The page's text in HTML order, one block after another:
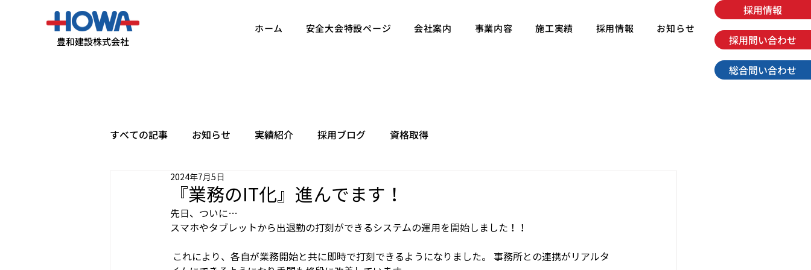
採用情報
採用問い合わせ
総合問い合わせ
豊和建設株式会社
ホーム 安全大会特設ページ 会社案内 事業内容 施工実績 採用情報 お知らせ
すべての記事 お知らせ 実績紹介 採用ブログ 資格取得
『業務のIT化』進んでます！
2024年7月5日
先日、ついに…
スマホやタブレットから出退勤の打刻ができるシステムの運用を開始しました！！